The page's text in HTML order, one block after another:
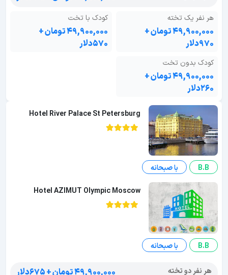
هر نفر یک تخته
۴۹,۹۰۰,۰۰۰ تومان +
۹۷۰دلار
کودک با تخت
۴۹,۹۰۰,۰۰۰ تومان +
۵۷۰دلار
کودک بدون تخت
۴۹,۹۰۰,۰۰۰ تومان +
۲۶۰دلار
Hotel River Palace St Petersburg
B.B با صبحانه
Hotel AZIMUT Olympic Moscow
B.B با صبحانه
هر نفر دو تخته ۴۹,۹۰۰,۰۰۰ تومان + ۶۷۵دلار